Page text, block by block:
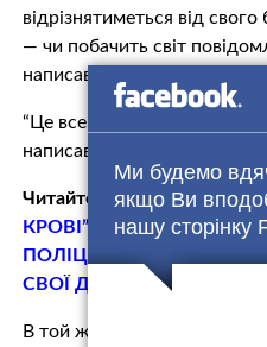
Ми будемо
якщо Ви
нашу сторінку
відрізнятиметься від
— чи побачить світ
написав австрієць
“Це все говорить про
написав користувач у Twіttеr.
Читайте також: “Я
КPOВI” – ЛЬВІВ’ЯНКА,
ПOЛIЦEЙСЬКOГО НА
СВОЇ ДІЇ (ВІДЕО)
В той же час зазначається,